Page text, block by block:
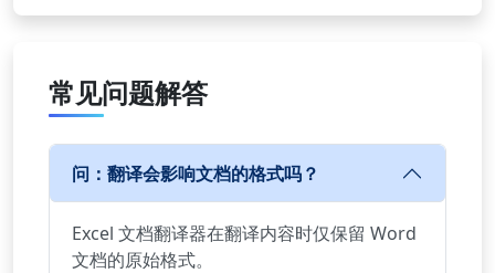
常见问题解答
问：翻译会影响文档的格式吗？
Excel 文档翻译器在翻译内容时仅保留 Word
文档的原始格式。